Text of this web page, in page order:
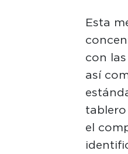
Esta
con
así
el